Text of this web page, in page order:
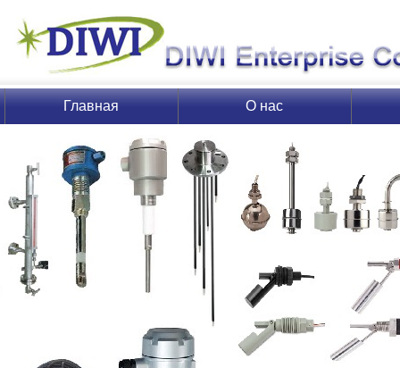
Главная
страница
О нас